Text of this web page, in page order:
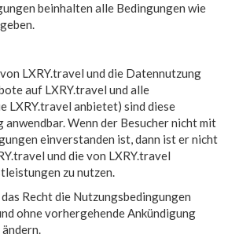
beinhalten alle Bedingungen wie
LXRY.travel und die Datennutzung
auf LXRY.travel und alle
LXRY.travel anbietet) sind diese
anwendbar. Wenn der Besucher nicht mit
einverstanden ist, dann ist er nicht
und die von LXRY.travel
zu nutzen.
Recht die Nutzungsbedingungen
ohne vorhergehende Ankündigung